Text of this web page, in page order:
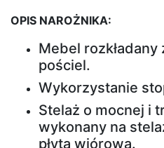
plastra
drewna
Witryny
OPIS NAROŻNIKA:
Mebel rozkładany
pościel.
Wykorzystanie
Stelaż o mocnej i
wykonany na
płyta wiórowa.